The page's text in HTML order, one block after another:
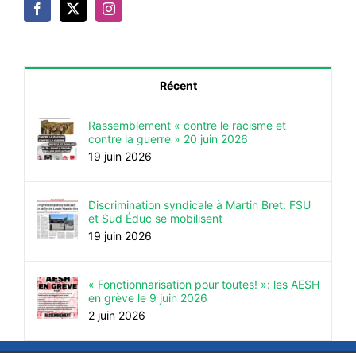
Récent
Rassemblement « contre le racisme et
contre la guerre » 20 juin 2026
19 juin 2026
Discrimination syndicale à Martin Bret: FSU
et Sud Éduc se mobilisent
19 juin 2026
« Fonctionnarisation pour toutes! »: les AESH
en grève le 9 juin 2026
2 juin 2026